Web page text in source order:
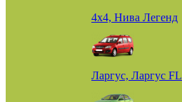
4х4, Нива Легенд
Ларгус, Ларгус FL